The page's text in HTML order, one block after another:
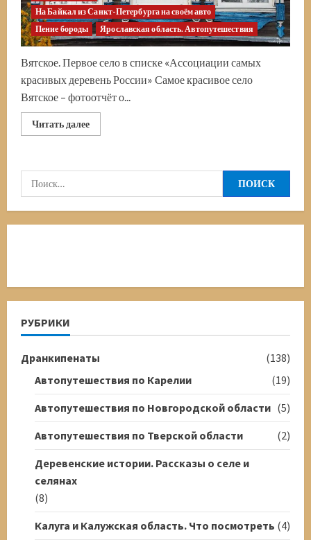
На Байкал из Санкт-Петербурга на своём авто
Пение бороды
Ярославская область. Автопутешествия
Вятское. Первое село в списке «Ассоциации самых
красивых деревень России» Самое красивое село
Вятское – фотоотчёт о...
Читать далееПрочитать
больше
село
Найти:
РУБРИКИ
Дранкипенаты
(138)
Автопутешествия по Карелии
(19)
Автопутешествия по Новгородской области (5)
Автопутешествия по Тверской области
(2)
Деревенские истории. Рассказы о селе и
селянах
(8)
Калуга и Калужская область. Что посмотреть (4)